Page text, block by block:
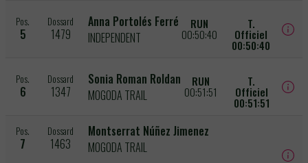
Pos.
5
Dossard
1479
Anna Portolés Ferré
INDEPENDENT
RUN
00:50:40
T.
Officiel
00:50:40
Pos.
6
Dossard
1347
Sonia Roman Roldan
MOGODA TRAIL
RUN
00:51:51
T.
Officiel
00:51:51
Pos.
7
Dossard
1463
Montserrat Núñez Jimenez
MOGODA TRAIL